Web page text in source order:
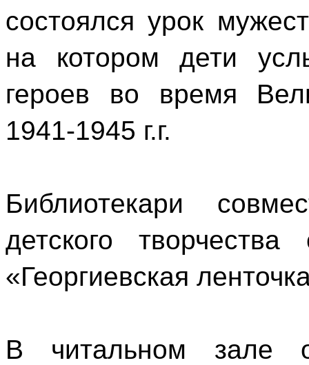
состоялся урок
на котором дети
героев во время
1941-1945 г.г.
Библиотекари
детского творчества
«Георгиевская
В читальном зале